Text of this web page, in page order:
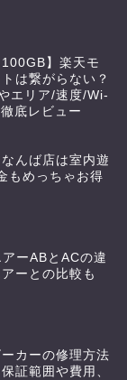
100GB】楽天モ
は繋がらない？
エリア/速度/Wi-
底レビュー
んば店は室内遊
もめっちゃお得
ーABとACの違
ーとの比較も
カーの修理方法
証範囲や費用、